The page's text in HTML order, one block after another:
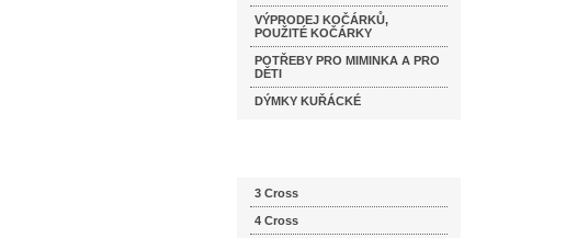
VÝPRODEJ KOČÁRKŮ,
POUŽITÉ KOČÁRKY
POTŘEBY PRO MIMINKA A PRO
DĚTI
DÝMKY KUŘÁCKÉ
3 Cross
4 Cross